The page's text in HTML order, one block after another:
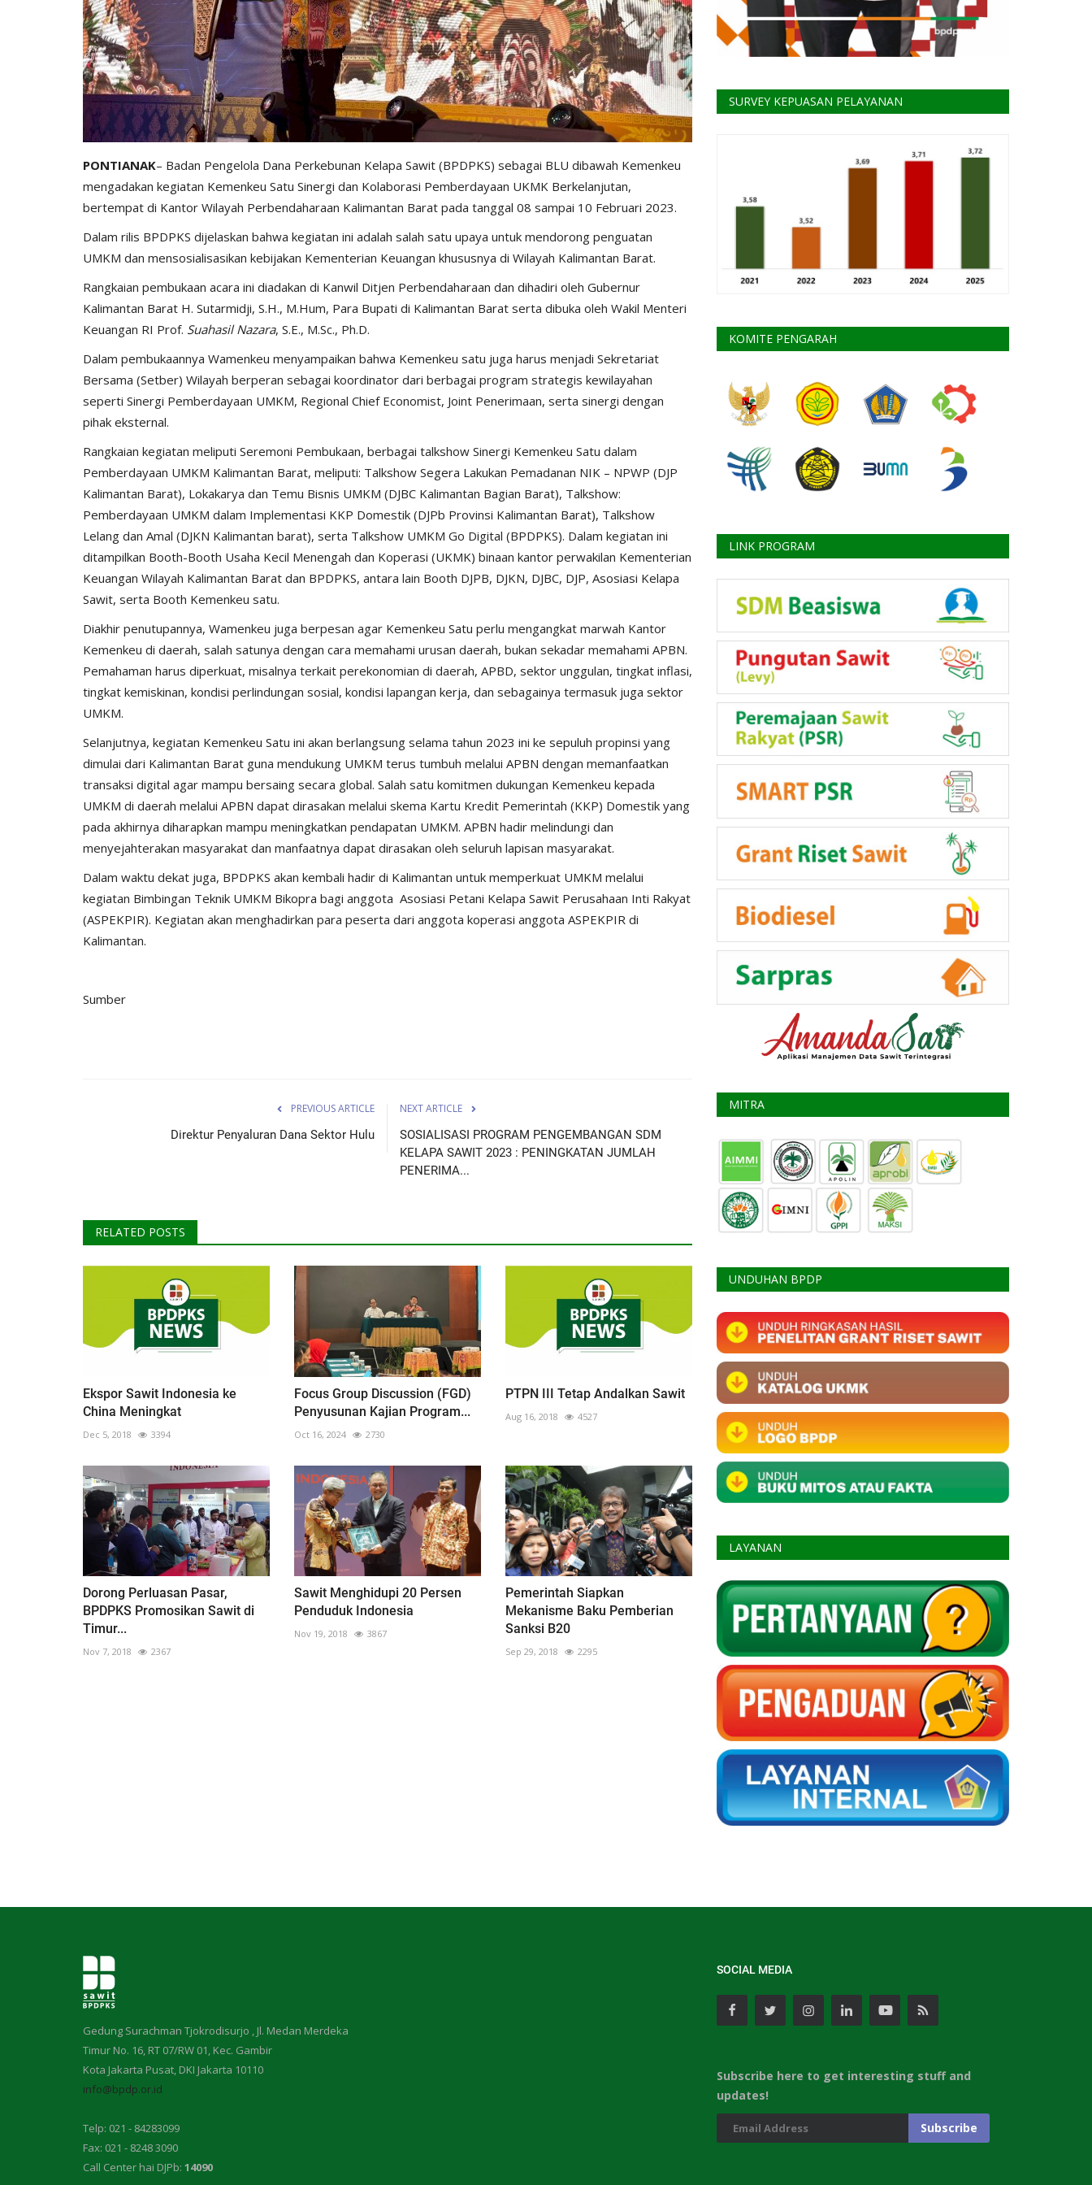
PONTIANAK– Badan Pengelola Dana Perkebunan Kelapa Sawit (BPDPKS) sebagai BLU dibawah Kemenkeu
mengadakan kegiatan Kemenkeu Satu Sinergi dan Kolaborasi Pemberdayaan UKMK Berkelanjutan,
bertempat di Kantor Wilayah Perbendaharaan Kalimantan Barat pada tanggal 08 sampai 10 Februari 2023.
Dalam rilis BPDPKS dijelaskan bahwa kegiatan ini adalah salah satu upaya untuk mendorong penguatan
UMKM dan mensosialisasikan kebijakan Kementerian Keuangan khususnya di Wilayah Kalimantan Barat.
Rangkaian pembukaan acara ini diadakan di Kanwil Ditjen Perbendaharaan dan dihadiri oleh Gubernur
Kalimantan Barat H. Sutarmidji, S.H., M.Hum, Para Bupati di Kalimantan Barat serta dibuka oleh Wakil Menteri
Keuangan RI Prof. Suahasil Nazara, S.E., M.Sc., Ph.D.
Dalam pembukaannya Wamenkeu menyampaikan bahwa Kemenkeu satu juga harus menjadi Sekretariat
Bersama (Setber) Wilayah berperan sebagai koordinator dari berbagai program strategis kewilayahan
seperti Sinergi Pemberdayaan UMKM, Regional Chief Economist, Joint Penerimaan, serta sinergi dengan
pihak eksternal.
Rangkaian kegiatan meliputi Seremoni Pembukaan, berbagai talkshow Sinergi Kemenkeu Satu dalam
Pemberdayaan UMKM Kalimantan Barat, meliputi: Talkshow Segera Lakukan Pemadanan NIK – NPWP (DJP
Kalimantan Barat), Lokakarya dan Temu Bisnis UMKM (DJBC Kalimantan Bagian Barat), Talkshow:
Pemberdayaan UMKM dalam Implementasi KKP Domestik (DJPb Provinsi Kalimantan Barat), Talkshow
Lelang dan Amal (DJKN Kalimantan barat), serta Talkshow UMKM Go Digital (BPDPKS). Dalam kegiatan ini
ditampilkan Booth-Booth Usaha Kecil Menengah dan Koperasi (UKMK) binaan kantor perwakilan Kementerian
Keuangan Wilayah Kalimantan Barat dan BPDPKS, antara lain Booth DJPB, DJKN, DJBC, DJP, Asosiasi Kelapa
Sawit, serta Booth Kemenkeu satu.
Diakhir penutupannya, Wamenkeu juga berpesan agar Kemenkeu Satu perlu mengangkat marwah Kantor
Kemenkeu di daerah, salah satunya dengan cara memahami urusan daerah, bukan sekadar memahami APBN.
Pemahaman harus diperkuat, misalnya terkait perekonomian di daerah, APBD, sektor unggulan, tingkat inflasi,
tingkat kemiskinan, kondisi perlindungan sosial, kondisi lapangan kerja, dan sebagainya termasuk juga sektor
UMKM.
Selanjutnya, kegiatan Kemenkeu Satu ini akan berlangsung selama tahun 2023 ini ke sepuluh propinsi yang
dimulai dari Kalimantan Barat guna mendukung UMKM terus tumbuh melalui APBN dengan memanfaatkan
transaksi digital agar mampu bersaing secara global. Salah satu komitmen dukungan Kemenkeu kepada
UMKM di daerah melalui APBN dapat dirasakan melalui skema Kartu Kredit Pemerintah (KKP) Domestik yang
pada akhirnya diharapkan mampu meningkatkan pendapatan UMKM. APBN hadir melindungi dan
menyejahterakan masyarakat dan manfaatnya dapat dirasakan oleh seluruh lapisan masyarakat.
Dalam waktu dekat juga, BPDPKS akan kembali hadir di Kalimantan untuk memperkuat UMKM melalui
kegiatan Bimbingan Teknik UMKM Bikopra bagi anggota Asosiasi Petani Kelapa Sawit Perusahaan Inti Rakyat
(ASPEKPIR). Kegiatan akan menghadirkan para peserta dari anggota koperasi anggota ASPEKPIR di
Kalimantan.
Sumber
PREVIOUS ARTICLE
Direktur Penyaluran Dana Sektor Hulu
NEXT ARTICLE
SOSIALISASI PROGRAM PENGEMBANGAN SDM
KELAPA SAWIT 2023 : PENINGKATAN JUMLAH
PENERIMA...
RELATED POSTS
Ekspor Sawit Indonesia ke
China Meningkat
Dec 5, 2018 3394
Focus Group Discussion (FGD)
Penyusunan Kajian Program...
Oct 16, 2024 2730
PTPN III Tetap Andalkan Sawit
Aug 16, 2018 4527
Dorong Perluasan Pasar,
BPDPKS Promosikan Sawit di
Timur...
Nov 7, 2018 2367
Sawit Menghidupi 20 Persen
Penduduk Indonesia
Nov 19, 2018 3867
Pemerintah Siapkan
Mekanisme Baku Pemberian
Sanksi B20
Sep 29, 2018 2295
SURVEY KEPUASAN PELAYANAN
KOMITE PENGARAH
LINK PROGRAM
MITRA
UNDUHAN BPDP
LAYANAN
Gedung Surachman Tjokrodisurjo , Jl. Medan Merdeka
Timur No. 16, RT 07/RW 01, Kec. Gambir
Kota Jakarta Pusat, DKI Jakarta 10110
info@bpdp.or.id
Telp: 021 - 84283099
Fax: 021 - 8248 3090
Call Center hai DJPb: 14090
SOCIAL MEDIA
Subscribe here to get interesting stuff and
updates!